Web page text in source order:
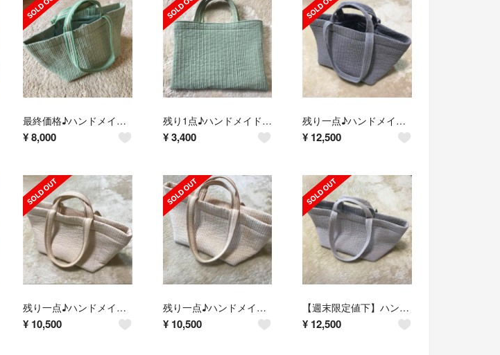
最終価格♪ハンドメイド ミントグリーン ピオヌンナル風 ガーデンサイズ
¥8,000
残り1点♪ハンドメイド ヌビキルト トートバッグ ピオヌンナル風
¥ 3,400
残り一点♪ハンドメイド グレー ピオヌンナル風 ガーデンサイズ
¥ 12,500
残り一点♪ハンドメイド ピオヌンナル風 ライトベージュ
¥ 10,500
残り一点♪ハンドメイド ピオヌンナル風 ガーデンサイズ ライトベージュ
¥ 10,500
【週末限定値下】ハンドメイド ライトグレー ピオヌンナル風 ガーデンサイズ
¥ 12,500